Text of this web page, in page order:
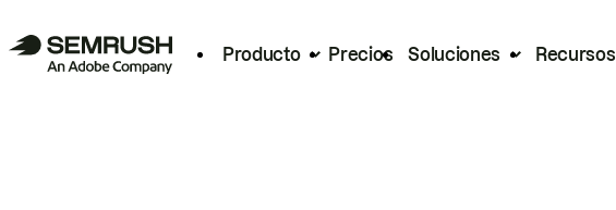
Producto Precios Soluciones Recursos